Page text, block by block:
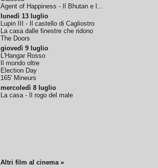
Agent of Happiness - Il Bhutan e l...
lunedì 13 luglio
Lupin III - Il castello di Cagliostro
La casa dalle finestre che ridono
The Doors
giovedì 9 luglio
L'Hangar Rosso
Il mondo oltre
Election Day
165' Mineurs
mercoledì 8 luglio
La casa - Il rogo del male
Altri film al cinema »